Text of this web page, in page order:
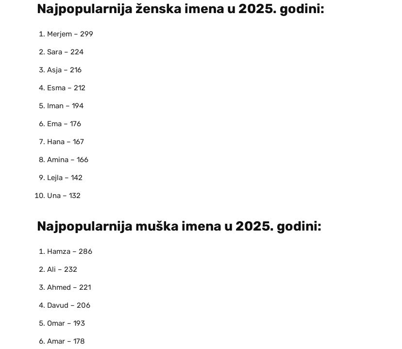
Najpopularnija ženska imena u 2025. godini:
Merjem – 299
Sara – 224
Asja – 216
Esma – 212
Iman – 194
Ema – 176
Hana – 167
Amina – 166
Lejla – 142
Una – 132
Najpopularnija muška imena u 2025. godini:
Hamza – 286
Ali – 232
Ahmed – 221
Davud – 206
Omar – 193
Amar – 178